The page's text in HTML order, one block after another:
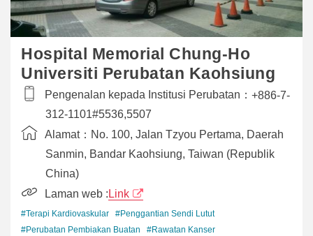
Hospital Memorial Chung-Ho
Universiti Perubatan Kaohsiung
Pengenalan kepada Institusi Perubatan： +886-7-
312-1101#5536,5507
Alamat： No. 100, Jalan Tzyou Pertama, Daerah
Sanmin, Bandar Kaohsiung, Taiwan (Republik
China)
Laman web : Link
#Terapi Kardiovaskular
#Penggantian Sendi Lutut
#Perubatan Pembiakan Buatan
#Rawatan Kanser